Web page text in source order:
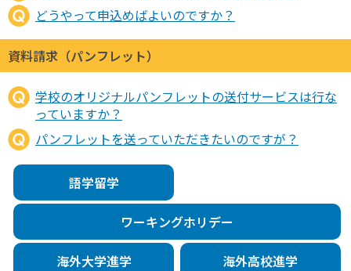
どうやって申込めばよいのですか？
資料請求（パンフレット）
学校のオリジナルパンフレットの送付サービスは行な
っていますか？
パンフレットを送っていただきたいのですが？
語学留学
ワーキングホリデー
海外大学進学 海外高校進学